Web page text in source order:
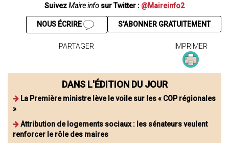
SuivezMaire info sur Twitter : @Maireinfo2
S'ABONNER GRATUITEMENT
NOUS ÉCRIRE
PARTAGER IMPRIMER
DANS L'ÉDITION DU JOUR
La Première ministre lève le voile sur les « COP régionales
»
Attribution de logements sociaux : les sénateurs veulent
renforcer le rôle des maires